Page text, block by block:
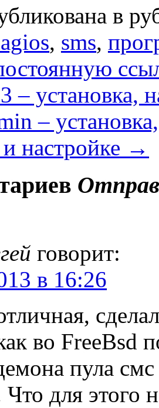
в
, sms,
– установка,
–
настройке →
говорит:
в 16:26
во FreeBsd
пула
Что для этого